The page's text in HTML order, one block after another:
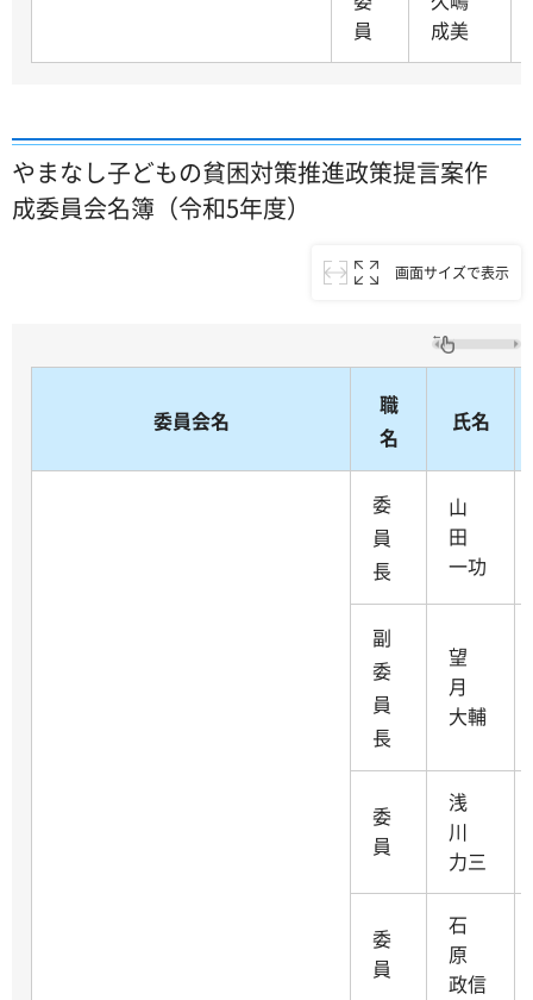
員
成美
やまなし子どもの貧困対策推進政策提言案作
成委員会名簿（令和5年度）
画面サイズで表示
委員会名
職
名
氏名
委
員
長
山
田
一功
副
委
員
長
望
月
大輔
委
員
浅
川
力三
委
員
石
原
政信